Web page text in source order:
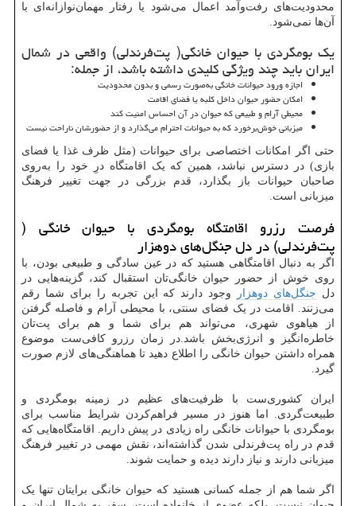
محدودیت‌های رفت‌وآمد اعمال می‌شود یا رفتار مهمان‌نوازانه‌ای با
آن‌ها نمی‌شود.
یک بومگردی با حیوان خانگی( پت‌فرندلی) واقعی در شمال
ایران باید چند ویژگی کلیدی داشته باشد، از جمله:
اجازه ورود حیوانات خانگی به‌صورت رسمی و بدون محدودیت
امکان حضور حیوان داخل کلبه یا فضای اقامت
محیطی آرام و طبیعی که حیوان در آن احساس امنیت کند
میزبانی خوش‌برخورد که به حیوانات احترام می‌گذارد و از حضورشان ناراحت نیست
حتی اگر امکانات اختصاصی برای حیوانات (مثل ظرف غذا یا فضای
بازی) در دسترس نباشد، همین که یک اقامتگاه درِ خود را به‌روی
صاحبان حیوانات باز بگذارد، قدم بزرگی در جهت تغییر فرهنگ
میزبانی است.
فرصت رزرو اقامتگاه بومگردی با حیوان خانگی (
پت‌فرندلی) در دل جنگل‌های دوهزار
اگر به دنبال اقامتگاهی هستید که در عین سادگی و طبیعی بودن، با
روی خوش از حضور حیوان خانگی‌تان استقبال کند، گزینه‌هایی در
دل جنگل‌های دوهزار
وجود دارند که این تجربه را برای شما رقم
می‌زنند. اقامت در یک فضای سنتی، با محیطی آرام و فاصله گرفتن
از هیاهوی شهری، می‌تواند هم برای شما و هم برای پت‌تان
خاطره‌انگیز و انرژی‌بخش باشد.در زمان رزرو کافی‌ست موضوع
همراه داشتن حیوان خانگی را اطلاع دهید تا هماهنگی‌های لازم صورت
گیرد.
ایران کشوری‌ست با ظرفیت‌های عظیم در زمینه بومگردی و
طبیعت‌گردی. اما هنوز در مسیر فراهم‌کردن شرایط مناسب برای
بومگردی با حیوانات خانگی راه زیادی در پیش داریم. اقامتگاه‌هایی که
قدم در راه پت‌فرندلی شدن گذاشته‌اند، نقش مهمی در تغییر فرهنگ
میزبانی دارند و نیاز دارند دیده و حمایت شوند.
اگر شما هم از جمله کسانی هستید که حیوان خانگی برایتان تنها یک